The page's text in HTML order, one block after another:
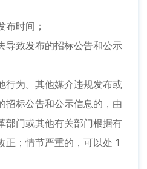
布时间；
导致发布的招标公告和公示
行为。其他媒介违规发布或
招标公告和公示信息的，由
部门或其他有关部门根据有
正；情节严重的，可以处 1